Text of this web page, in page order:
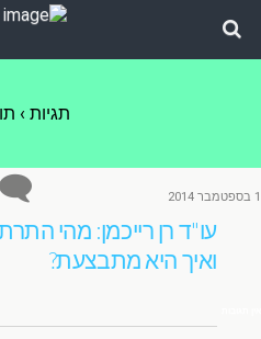
תגיות ›
1 בספטמבר 2014
עו"ד רן רייכמן: מהי התרת
ואיך היא מתבצעת?